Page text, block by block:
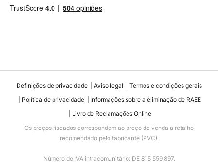
Definições de privacidade Aviso legal
Termos e condições gerais
Política de privacidade
Informações sobre a eliminação de RAEE
Livro de Reclamações Online
Os preços riscados correspondem ao preço de venda a retalho
recomendado pelo fabricante (PVC).
Número de IVA intracomunitário: DE 815 559 897.